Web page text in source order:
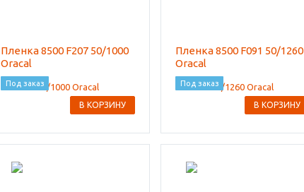
Пленка 8500 F207 50/1000
Oracal
Под заказ
В КОРЗИНУ
Пленка 8500 F091 50/1260
Oracal
Под заказ
В КОРЗИНУ